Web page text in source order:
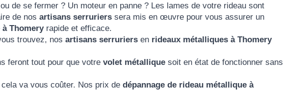
de se fermer ? Un moteur en panne ? Les lames de votre rideau sont
de nos artisans serruriers sera mis en œuvre pour vous assurer un
Thomeryrapide et efficace.
trouvez, nos artisans serruriers en rideaux métalliques à Thomery
feront tout pour que votre volet métallique soit en état de fonctionner sans
va vous coûter. Nos prix de dépannage de rideau métallique à